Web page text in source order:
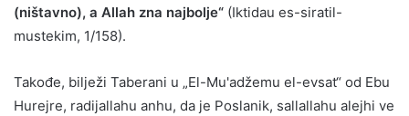
(ništavno), a Allah zna najbolje“ (Iktidau es-siratil-
mustekim, 1/158).
Takođe, bilježi Taberani u „El-Mu'adžemu el-evsat“ od Ebu
Hurejre, radijallahu anhu, da je Poslanik, sallallahu alejhi ve